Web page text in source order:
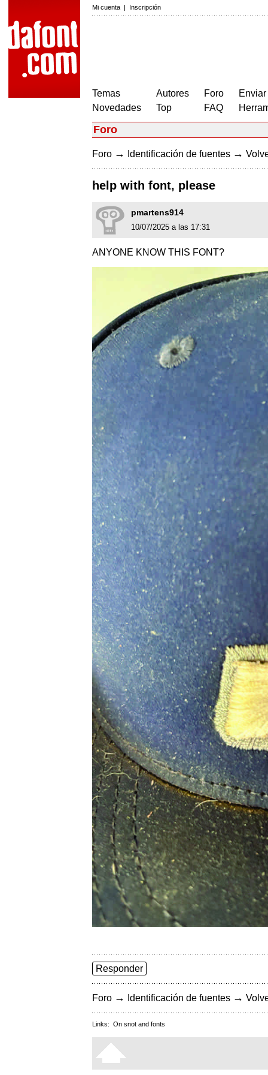
Mi cuenta | Inscripción
Temas
Novedades
Autores
Top
Foro
FAQ
Foro
Foro → Identificación de fuentes →
help with font, please
pmartens914
10/07/2025 a las 17:31
ANYONE KNOW THIS FONT?
Responder
Foro → Identificación de fuentes →
Links: On snot and fonts